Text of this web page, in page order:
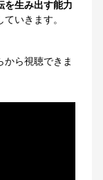
を生み出す能力
いきます。
ら視聴できま